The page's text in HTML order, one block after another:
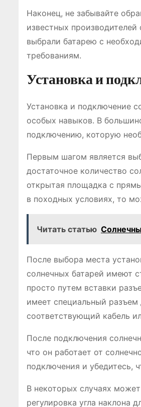
Наконец, не забывайте
известных
выбрали батарею с
требованиям.
Установка и
Установка и подключение
особых навыков. В
подключению, которую
Первым шагом является
достаточное количество
открытая площадка с
в походных условиях, то
Читать статью
После выбора места
солнечных батарей имеют
просто путем вставки
имеет специальный разъем
соответствующий кабель
После подключения
что он работает от
подключения и убедитесь,
В некоторых случаях
регулировка угла наклона